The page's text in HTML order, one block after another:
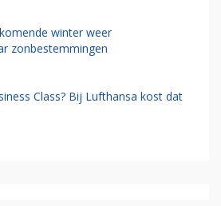
winter weer
zonbestemmingen
Class? Bij Lufthansa kost dat